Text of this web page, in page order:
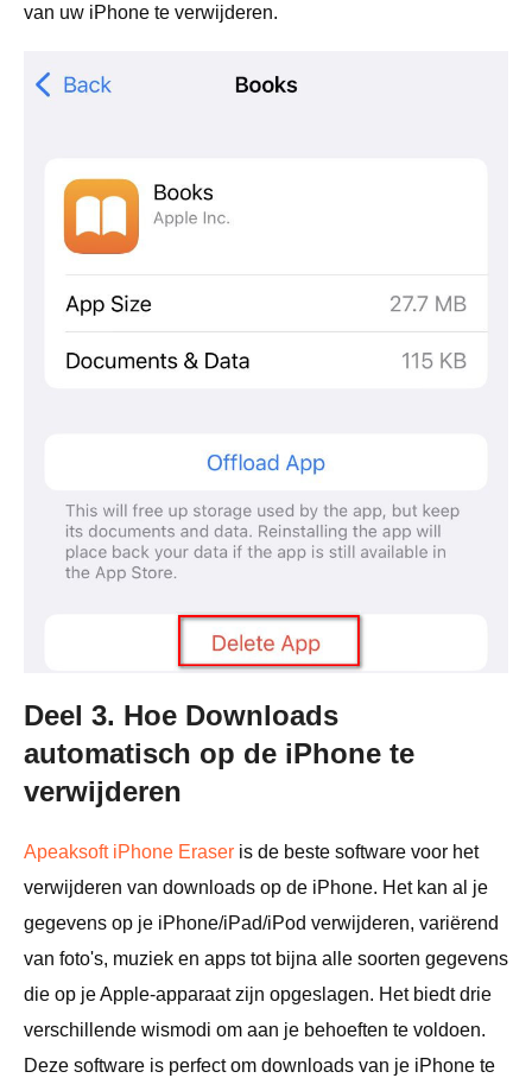
van uw iPhone te verwijderen.
Deel 3. Hoe Downloads
automatisch op de iPhone te
verwijderen
Apeaksoft iPhone Eraser is de beste software voor het
verwijderen van downloads op de iPhone. Het kan al je
gegevens op je iPhone/iPad/iPod verwijderen, variërend
van foto's, muziek en apps tot bijna alle soorten gegevens
die op je Apple-apparaat zijn opgeslagen. Het biedt drie
verschillende wismodi om aan je behoeften te voldoen.
Deze software is perfect om downloads van je iPhone te